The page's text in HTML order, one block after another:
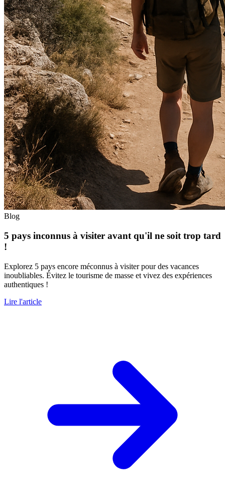
Blog
5 pays inconnus à visiter avant qu'il ne soit trop tard
!
Explorez 5 pays encore méconnus à visiter pour des vacances
inoubliables. Évitez le tourisme de masse et vivez des expériences
authentiques !
Lire l'article